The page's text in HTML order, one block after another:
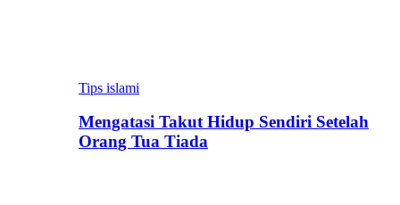
Tips islami
Mengatasi Takut Hidup Sendiri Setelah
Orang Tua Tiada